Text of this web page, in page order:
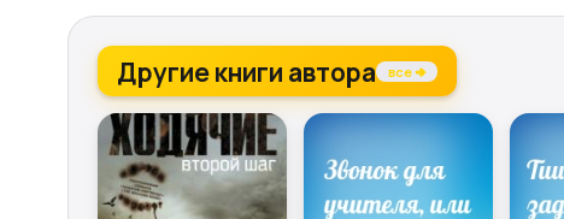
Другие книги автора все →